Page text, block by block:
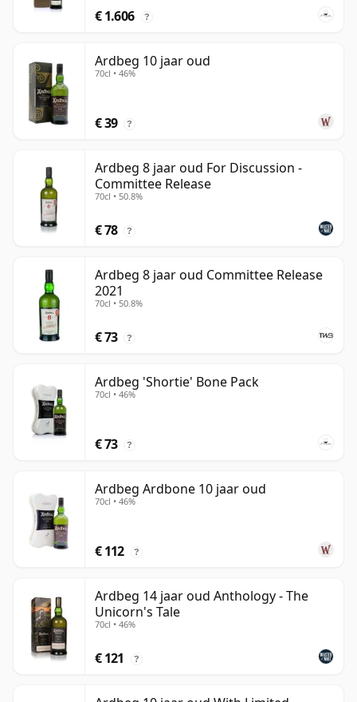
€ 1.606 ?
Ardbeg 10 jaar oud
70cl • 46%
€ 39 ?
Ardbeg 8 jaar oud For Discussion -
Committee Release
70cl • 50.8%
€ 78 ?
Ardbeg 8 jaar oud Committee Release
2021
70cl • 50.8%
€ 73 ?
Ardbeg 'Shortie' Bone Pack
70cl • 46%
€ 73 ?
Ardbeg Ardbone 10 jaar oud
70cl • 46%
€ 112 ?
Ardbeg 14 jaar oud Anthology - The
Unicorn's Tale
70cl • 46%
€ 121 ?